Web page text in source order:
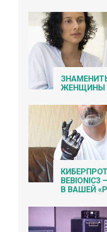
ЖЕНЩИНЫ
В ВАШЕЙ